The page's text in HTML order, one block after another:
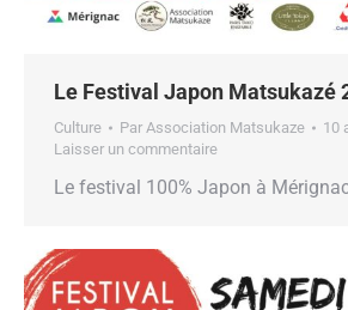
Le Festival Japon Matsukazé
Culture Par Association Matsukaze
10
Laisser un commentaire
Le festival 100% Japon à